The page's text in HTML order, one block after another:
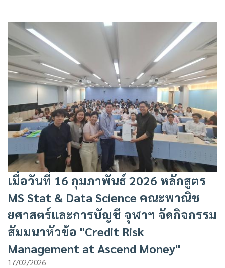
​เมื่อวันที่ 16 กุมภาพันธ์ 2026 หลักสูตร
MS Stat & Data Science คณะพาณิช
ยศาสตร์และการบัญชี จุฬาฯ จัดกิจกรรม
สัมมนาหัวข้อ "Credit Risk
Management at Ascend Money"
17/02/2026